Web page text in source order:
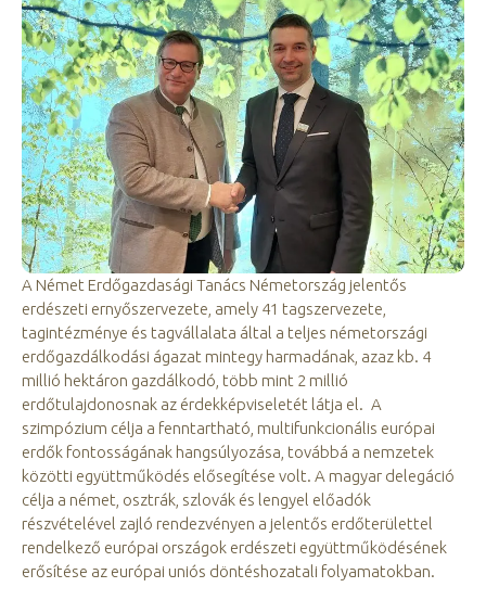
A Német Erdőgazdasági Tanács Németország jelentős
erdészeti ernyőszervezete, amely 41 tagszervezete,
tagintézménye és tagvállalata által a teljes németországi
erdőgazdálkodási ágazat mintegy harmadának, azaz kb. 4
millió hektáron gazdálkodó, több mint 2 millió
erdőtulajdonosnak az érdekképviseletét látja el. A
szimpózium célja a fenntartható, multifunkcionális európai
erdők fontosságának hangsúlyozása, továbbá a nemzetek
közötti együttműködés elősegítése volt. A magyar delegáció
célja a német, osztrák, szlovák és lengyel előadók
részvételével zajló rendezvényen a jelentős erdőterülettel
rendelkező európai országok erdészeti együttműködésének
erősítése az európai uniós döntéshozatali folyamatokban.